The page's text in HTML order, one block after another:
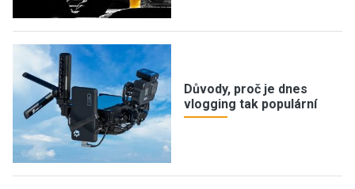
Důvody, proč je dnes
vlogging tak populární